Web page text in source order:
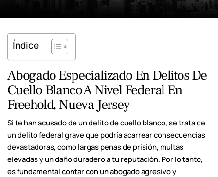
Índice
Abogado Especializado En Delitos De
Cuello Blanco A Nivel Federal En
Freehold, Nueva Jersey
Si te han acusado de un delito de cuello blanco, se trata de
un delito federal grave que podría acarrear consecuencias
devastadoras, como largas penas de prisión, multas
elevadas y un daño duradero a tu reputación. Por lo tanto,
es fundamental contar con un abogado agresivo y